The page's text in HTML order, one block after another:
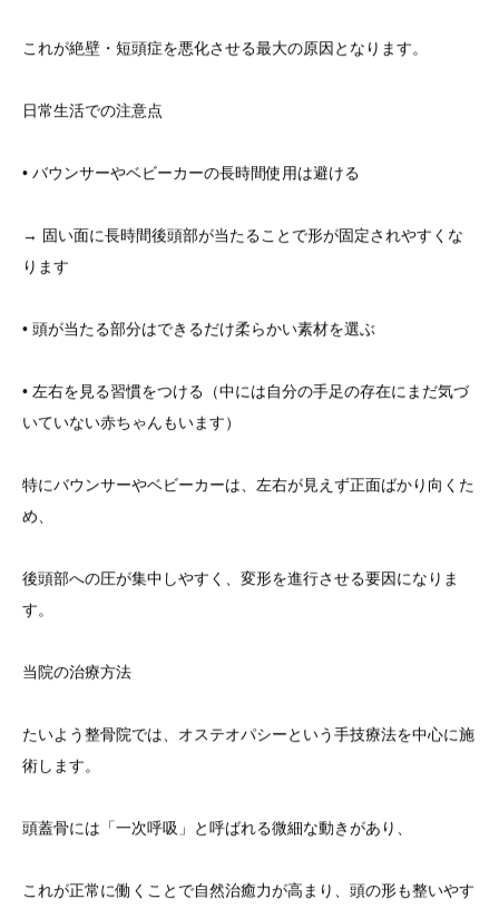
これが絶壁・短頭症を悪化させる最大の原因となります。
日常生活での注意点
• バウンサーやベビーカーの長時間使用は避ける
→ 固い面に長時間後頭部が当たることで形が固定されやすくな
ります
• 頭が当たる部分はできるだけ柔らかい素材を選ぶ
• 左右を見る習慣をつける（中には自分の手足の存在にまだ気づ
いていない赤ちゃんもいます）
特にバウンサーやベビーカーは、左右が見えず正面ばかり向くた
め、
後頭部への圧が集中しやすく、変形を進行させる要因になりま
す。
当院の治療方法
たいよう整骨院では、オステオパシーという手技療法を中心に施
術します。
頭蓋骨には「一次呼吸」と呼ばれる微細な動きがあり、
これが正常に働くことで自然治癒力が高まり、頭の形も整いやす